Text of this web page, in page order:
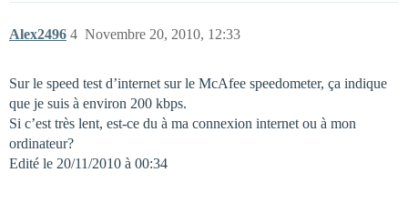
Alex2496 Novembre 20, 2010, 12:33
4
Sur le speed test d’internet sur le McAfee speedometer, ça indique
que je suis à environ 200 kbps.
Si c’est très lent, est-ce du à ma connexion internet ou à mon
ordinateur?
Edité le 20/11/2010 à 00:34